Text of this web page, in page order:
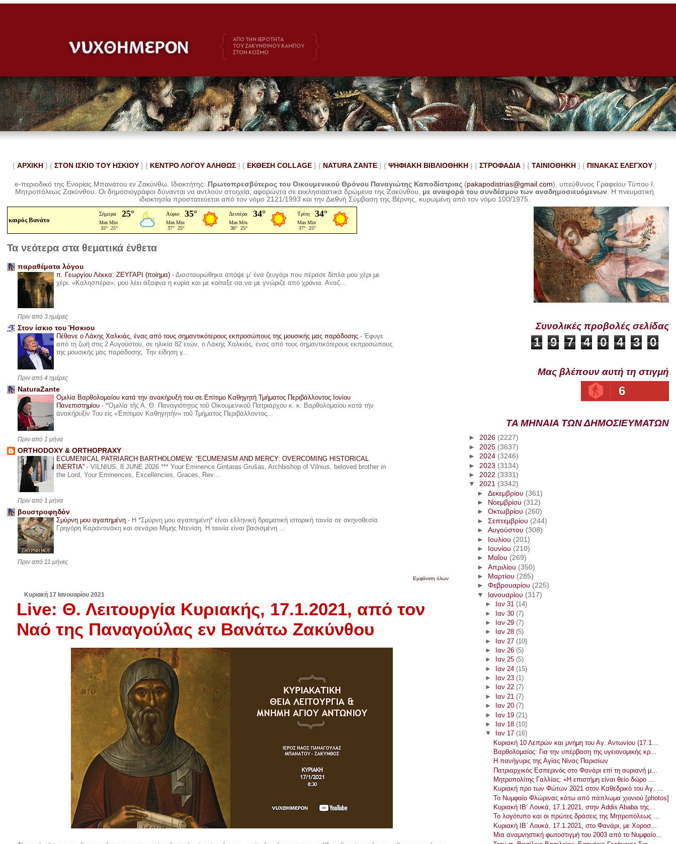
{ ΑΡΧΙΚΗ } { ΣΤΟΝ ΙΣΚΙΟ ΤΟΥ ΗΣΚΙΟΥ } { ΚΕΝΤΡΟ ΛΟΓΟΥ ΑΛΗΘΩΣ } { ΕΚΘΕΣΗ COLLAGE }{ NATURA ZANTE} { ΨΗΦΙΑΚΗ ΒΙΒΛΙΟΘΗΚΗ } { ΣΤΡΟΦΑΔΙΑ } { ΤΑΙΝΙΟΘΗΚΗ } { ΠΙΝΑΚΑΣ ΕΛΕΓΧΟΥ}
e-περιοδικό της Ενορίας Μπανάτου εν Ζακύνθω. Ιδιοκτήτης: Πρωτοπρεσβύτερος του Οικουμενικού Θρόνου Παναγιώτης Καποδίστριας (pakapodistrias@gmail.com), υπεύθυνος Γραφείου Τύπου Ι.
Μητροπόλεως Ζακύνθου.Οι δημοσιογράφοι δύνανται να αντλούν στοιχεία, αφορώντα σε εκκλησιαστικά δρώμενα της Ζακύνθου, με αναφορά του συνδέσμου των αναδημοσιευόμενων . Ηπνευματική
ιδιοκτησία προστατεύεται από τον νόμο 2121/1993 και την Διεθνή Σύμβαση της Βέρνης, κυρωμένη από τον νόμο 100/1975.
καιρός Βανάτο
Τα νεότερα στα θεματικά ένθετα
παραθέματα λόγου
π. Γεωργίου Λέκκα: ΖΕΥΓΑΡΙ (ποίημα) - Διασταυρώθηκα απόψε μ’ ένα ζευγάρι που πέρασε δίπλα μου χέρι με
χέρι. «Καλησπέρα», μου λέει άξαφνα η κυρία και με κοίταξε σα να με γνώριζε από χρόνια. Αναζ...
Πριν από 3 ημέρες
Στον ίσκιο του Ήσκιου
Πέθανε ο Λάκης Χαλκιάς, ένας από τους σημαντικότερους εκπροσώπους της μουσικής μας παράδοσης - Έφυγε
από τη ζωή στις 2 Αυγούστου, σε ηλικία 82 ετών, ο Λάκης Χαλκιάς, ένας από τους σημαντικότερους εκπροσώπους
της μουσικής μας παράδοσης. Την είδηση γ...
Πριν από 4 ημέρες
NaturaZante
Ομιλία Βαρθολομαίου κατά την ανακήρυξή του σε Επίτιμο Καθηγητή Τμήματος Περιβάλλοντος Ιονίου
Πανεπιστημίου - *Ὁμιλία τῆς Α. Θ. Παναγιότητος τοῦ Οἰκουμενικοῦ Πατριάρχου κ. κ. Βαρθολομαίου κατά τήν
ἀνακήρυξίν Του εἰς «Ἐπίτιμον Καθηγητήν» τοῦ Τμήματος Περιβάλλοντος...
Πριν από 1 μήνα
ORTHODOXY & ORTHOPRAXY
ECUMENICAL PATRIARCH BARTHOLOMEW: “ECUMENISM AND MERCY: OVERCOMING HISTORICAL
INERTIA” - VILNIUS, 8 JUNE 2026 *** Your Eminence Gintaras Grušas, Archbishop of Vilnius, beloved brother in
the Lord, Your Eminences, Excellencies, Graces, Rev...
Πριν από 1 μήνα
βουστροφηδόν
Σμύρνη μου αγαπημένη - Η *Σμύρνη μου αγαπημένη* είναι ελληνική δραματική ιστορική ταινία σε σκηνοθεσία
Γρηγόρη Καραντινάκη και σενάριο Μιμής Ντενίση. Η ταινία είναι βασισμένη ...
Πριν από 11 μήνες
Εμφάνιση όλων
Κυριακή 17 Ιανουαρίου 2021
Live: Θ. Λειτουργία Κυριακής, 17.1.2021, από τον
Ναό της Παναγούλας εν Βανάτω Ζακύνθου
Συνολικές προβολές σελίδας
1 9 7 4 0 4 3 0
Μας βλέπουν αυτή τη στιγμή
6
ΤΑ ΜΗΝΑΙΑ ΤΩΝ ΔΗΜΟΣΙΕΥΜΑΤΩΝ
►2026 (2227)
► 2025 (3637)
►2024 (3246)
► 2023 (3134)
► 2022 (3331)
▼2021 (3342)
► Δεκεμβρίου (361)
►
Νοεμβρίου (312)
► Οκτωβρίου (260)
► Σεπτεμβρίου (244)
► Αυγούστου (308)
► Ιουλίου (201)
►
Ιουνίου (210)
►
Μαΐου (269)
► Απριλίου (350)
►
Μαρτίου (285)
► Φεβρουαρίου (225)
▼
Ιανουαρίου (317)
►
Ιαν 31 (14)
► Ιαν 30 (7)
►
Ιαν 29 (7)
►
Ιαν 28 (5)
► Ιαν 27 (10)
►
Ιαν 26 (5)
►
Ιαν 25 (5)
► Ιαν 24 (15)
►
Ιαν 23 (1)
►
Ιαν 22 (7)
►
Ιαν 21 (7)
►
Ιαν 20 (7)
► Ιαν 19 (21)
►
Ιαν 18 (10)
▼
Ιαν 17 (16)
Κυριακή 10 Λεπρών και μνήμη του Αγ. Αντωνίου (17.1...
Βαρθολομαίος: Για την υπέρβαση της υγειονομικής κρ...
Η πανήγυρις της Αγίας Νίνας Παρισίων
Πατριαρχικός Εσπερινός στο Φανάρι επί τη αυριανή μ...
Μητροπολίτης Γαλλίας: «Η επιστήμη είναι θείο δώρο ...
Κυριακή προ των Φώτων 2021 στον Καθεδρικό του Αγ. ...
Το Νυμφαίο Φλώρινας κάτω από πάπλωμα χιονιού [photos]
Κυριακή ΙΒ΄ Λουκά, 17.1.2021, στην Addis Ababa της...
Το λογότυπο και οι πρώτες δράσεις της Μητροπόλεως ...
Κυριακή ΙΒ΄ Λουκά, 17.1.2021, στο Φανάρι, με Χοροσ...
Μια αναμνηστική φωτοστιγμή του 2003 από το Νυμφαίο...